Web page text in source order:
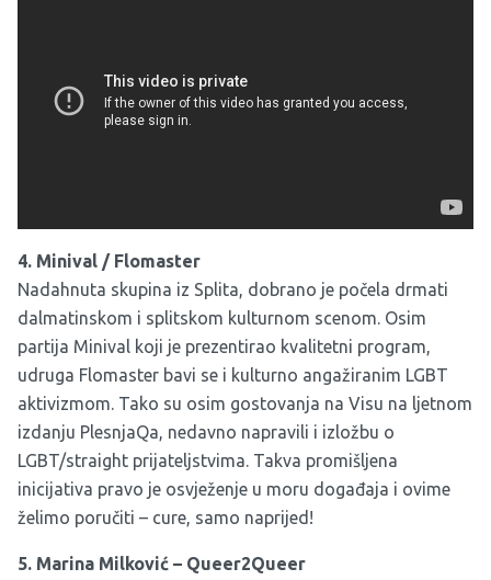
4. Minival / Flomaster
Nadahnuta skupina iz Splita, dobrano je počela drmati
dalmatinskom i splitskom kulturnom scenom. Osim
partija Minival koji je prezentirao kvalitetni program,
udruga Flomaster bavi se i kulturno angažiranim LGBT
aktivizmom. Tako su osim gostovanja na Visu na ljetnom
izdanju PlesnjaQa, nedavno napravili i izložbu o
LGBT/straight prijateljstvima. Takva promišljena
inicijativa pravo je osvježenje u moru događaja i ovime
želimo poručiti – cure, samo naprijed!
5. Marina Milković – Queer2Queer